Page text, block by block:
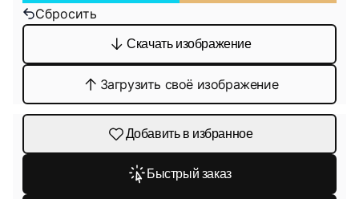
Сбросить
Скачать изображение
Загрузить своё изображение
Добавить в избранное
Быстрый заказ